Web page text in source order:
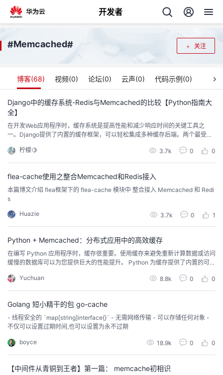
开发者
回
个
页
开
发
者
我
关注
#Memcached#
博客(68) 视频(0) 论坛(0) 云声(0) 代码示例(0)
Django中的缓存系统-Redis与Memcached的比较【Python指南大
全】
在开发Web应用程序时，缓存系统是提高性能和减少响应时间的关键工具之
一。Django提供了内置的缓存框架，可以轻松集成多种缓存后端。两个最受欢
Django中使用它们的代码示例。 Redis vs. Memcached 1. 数据结构Redis： R
edis是一个基于内存的数据存储系统，支持多种数据结构，如字符串、...
柠檬🍋 3.7k 0 0
flea-cache使用之整合Memcached和Redis接入
本篇博文介绍 flea框架下的 flea-cache 模块中 整合接入 Memcached 和 Redi
s
Huazie 3.7k 0 1
Python + Memcached：分布式应用中的高效缓存
在编写 Python 应用程序时，缓存很重要。使用缓存来避免重新计算数据或访问
缓慢的数据库可以为您提供巨大的性能提升。 Python 为缓存提供了内置的可能
最近最少使用算法缓存任何项目来限制缓存大小。 但是，根据定义，这些数据
结构对于您的 Python 进程来说是本地的。当您的应用程序的多个副本在大型平
Yuchuan 8.8k 0 0
Golang 短小精干的包 go-cache
- 线程安全的 `map[string]interface{}` - 无需网络传输 - 可以存储任何对象 -
不仅可以设置过期时间,也可以设置为永不过期
boyce 18.9k 0 0
【中间件从青铜到王者】第一篇： memcache初相识